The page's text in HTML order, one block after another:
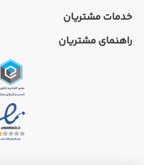
خدمات مشتریان
راهنمای مشتریان